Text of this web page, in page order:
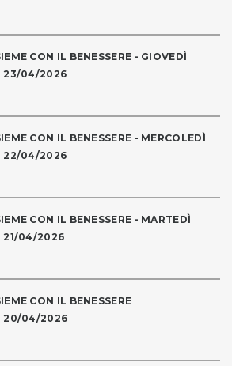
CON IL BENESSERE - GIOVEDÌ
23/04/2026
CON IL BENESSERE - MERCOLEDÌ
22/04/2026
CON IL BENESSERE - MARTEDÌ
21/04/2026
CON IL BENESSERE
20/04/2026